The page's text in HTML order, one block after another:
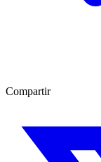
Compartir